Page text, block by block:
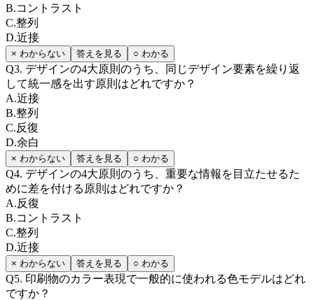
B.コントラスト
C.整列
D.近接
× わからない 答えを見る ○ わかる
Q3. デザインの4大原則のうち、同じデザイン要素を繰り返
して統一感を出す原則はどれですか？
A.近接
B.整列
C.反復
D.余白
× わからない 答えを見る ○ わかる
Q4. デザインの4大原則のうち、重要な情報を目立たせるた
めに差を付ける原則はどれですか？
A.反復
B.コントラスト
C.整列
D.近接
× わからない 答えを見る ○ わかる
Q5. 印刷物のカラー表現で一般的に使われる色モデルはどれ
ですか？